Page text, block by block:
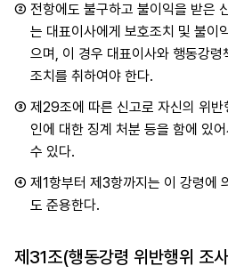
② 전항에도 불구하고 불이익을 받은
는 대표이사에게 보호조치 및 불이
으며, 이 경우 대표이사와 행동강
조치를 취하여야 한다.
③ 제29조에 따른 신고로 자신의 위
인에 대한 징계 처분 등을 함에 있
수 있다.
④ 제1항부터 제3항까지는 이 강령에
도 준용한다.
제31조(행동강령 위반행위 조